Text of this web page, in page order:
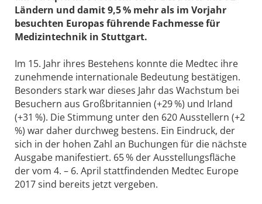
Ländern und damit 9,5 % mehr als im Vorjahr
besuchten Europas führende Fachmesse für
Medizintechnik in Stuttgart.
Im 15. Jahr ihres Bestehens konnte die Medtec ihre
zunehmende internationale Bedeutung bestätigen.
Besonders stark war dieses Jahr das Wachstum bei
Besuchern aus Großbritannien (+29 %) und Irland
(+31 %). Die Stimmung unter den 620 Ausstellern (+2
%) war daher durchweg bestens. Ein Eindruck, der
sich in der hohen Zahl an Buchungen für die nächste
Ausgabe manifestiert. 65 % der Ausstellungsfläche
der vom 4. – 6. April stattfindenden Medtec Europe
2017 sind bereits jetzt vergeben.